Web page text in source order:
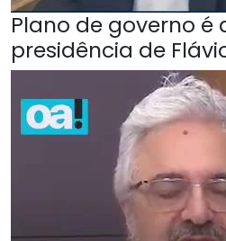
Plano de governo é
presidência de